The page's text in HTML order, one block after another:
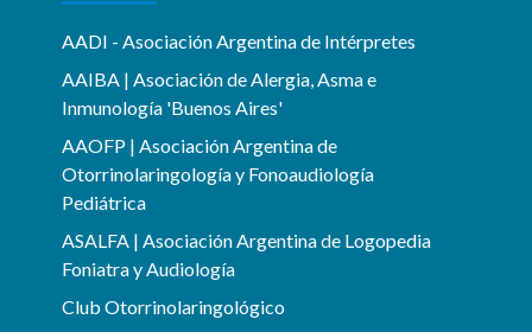
AADI - Asociación Argentina de Intérpretes
AAIBA | Asociación de Alergia, Asma e
Inmunología 'Buenos Aires'
AAOFP | Asociación Argentina de
Otorrinolaringología y Fonoaudiología
Pediátrica
ASALFA | Asociación Argentina de Logopedia
Foniatra y Audiología
Club Otorrinolaringológico